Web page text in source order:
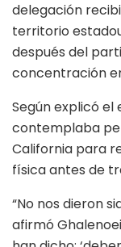
delegación
territorio
después del
concentración
Según explicó
contemplaba
California para
física antes de
“No nos dieron
afirmó